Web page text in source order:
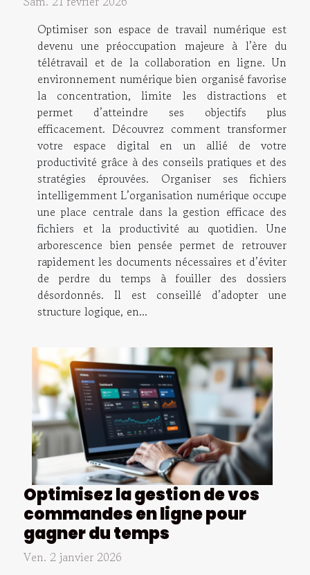
Optimiser son espace de travail numérique est
devenu une préoccupation majeure à l’ère du
télétravail et de la collaboration en ligne. Un
environnement numérique bien organisé favorise
la concentration, limite les distractions et
permet d’atteindre ses objectifs plus
efficacement. Découvrez comment transformer
votre espace digital en un allié de votre
productivité grâce à des conseils pratiques et des
stratégies éprouvées. Organiser ses fichiers
intelligemment L’organisation numérique occupe
une place centrale dans la gestion efficace des
fichiers et la productivité au quotidien. Une
arborescence bien pensée permet de retrouver
rapidement les documents nécessaires et d’éviter
de perdre du temps à fouiller des dossiers
désordonnés. Il est conseillé d’adopter une
structure logique, en...
Optimisez la gestion de vos
commandes en ligne pour
gagner du temps
Ven. 2 janvier 2026